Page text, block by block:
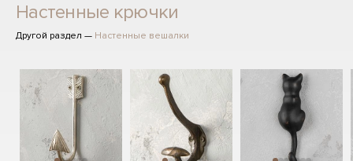
Настенные крючки
Другой раздел — Настенные вешалки